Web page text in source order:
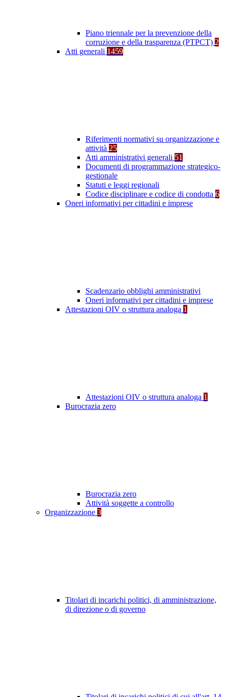
Piano triennale per la prevenzione della
corruzione e della trasparenza (PTPCT) 2
Atti generali 1459
Riferimenti normativi su organizzazione e
attività 25
Atti amministrativi generali 51
Documenti di programmazione strategico-
gestionale
Statuti e leggi regionali
Codice disciplinare e codice di condotta 6
Oneri informativi per cittadini e imprese
Scadenzario obblighi amministrativi
Oneri informativi per cittadini e imprese
Attestazioni OIV o struttura analoga 1
Attestazioni OIV o struttura analoga 1
Burocrazia zero
Burocrazia zero
Attività soggette a controllo
Organizzazione 3
Titolari di incarichi politici, di amministrazione,
di direzione o di governo